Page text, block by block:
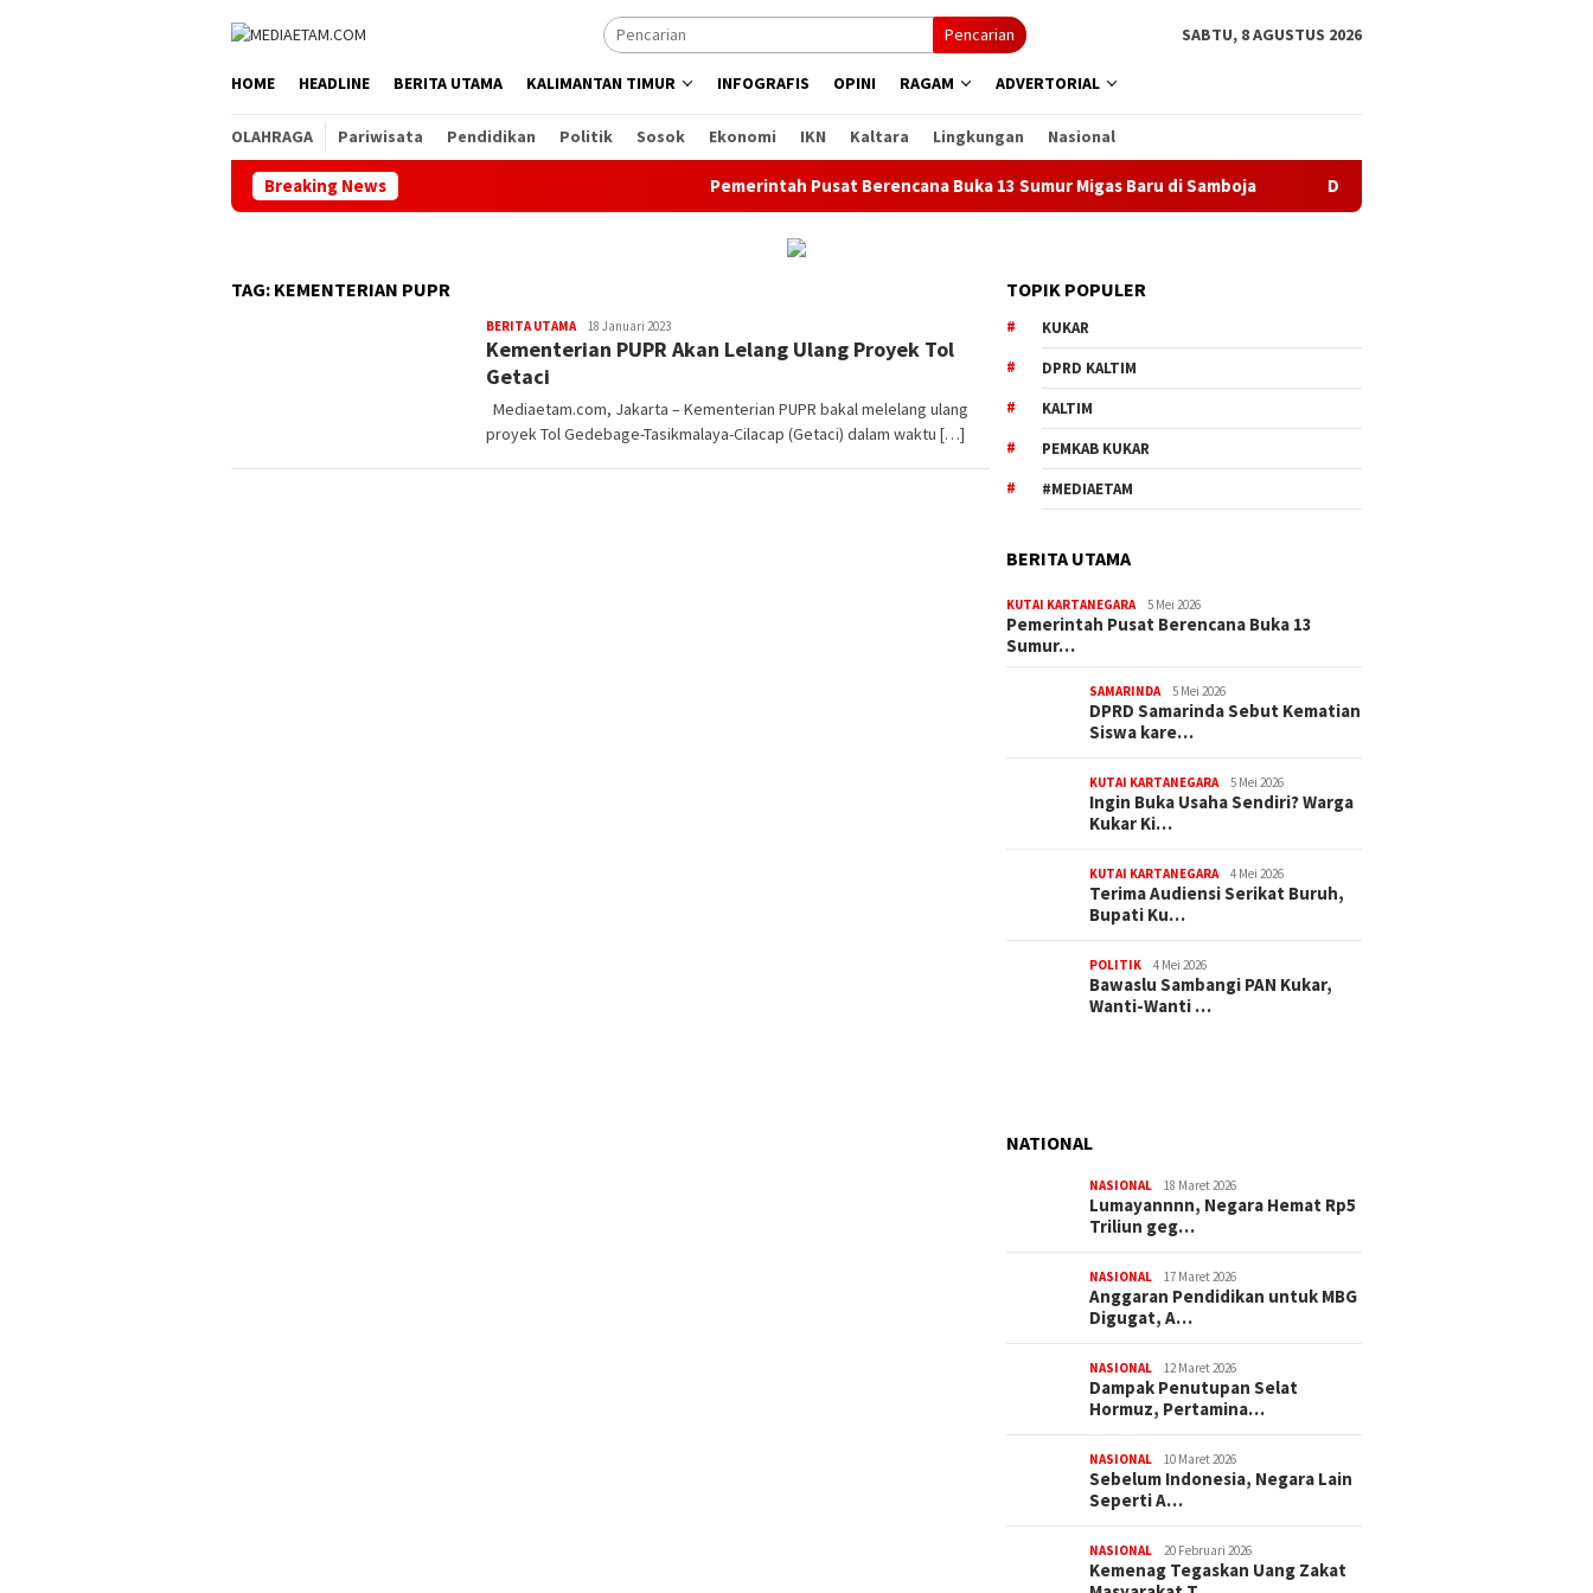
Pencarian SABTU, 8 AGUSTUS 2026
HOME HEADLINE BERITA UTAMA KALIMANTAN TIMUR INFOGRAFIS OPINI RAGAM ADVERTORIAL
OLAHRAGA Pariwisata Pendidikan Politik Sosok Ekonomi IKN Kaltara Lingkungan Nasional
Breaking News Pemerintah Pusat Berencana Buka 13 Sumur Migas Baru di Samboja DPRD Samarinda Sebut Kematian
TAG: KEMENTERIAN PUPR
BERITA UTAMAMuhammad
Amin
18 Januari 2023
Kementerian PUPR Akan Lelang Ulang Proyek Tol
Getaci
Mediaetam.com, Jakarta – Kementerian PUPR bakal melelang ulang
proyek Tol Gedebage-Tasikmalaya-Cilacap (Getaci) dalam waktu […]
TOPIK POPULER
KUKAR
DPRD KALTIM
KALTIM
PEMKAB KUKAR
#MEDIAETAM
BERITA UTAMA
KUTAI KARTANEGARA 5 Mei 2026
Pemerintah Pusat Berencana Buka 13
Sumur…
SAMARINDA 5 Mei 2026
DPRD Samarinda Sebut Kematian
Siswa kare…
KUTAI KARTANEGARA 5 Mei 2026
Ingin Buka Usaha Sendiri? Warga
Kukar Ki…
KUTAI KARTANEGARA 4 Mei 2026
Terima Audiensi Serikat Buruh,
Bupati Ku…
POLITIK 4 Mei 2026
Bawaslu Sambangi PAN Kukar,
Wanti-Wanti …
NATIONAL
NASIONAL 18 Maret 2026
Lumayannnn, Negara Hemat Rp5
Triliun geg…
NASIONAL 17 Maret 2026
Anggaran Pendidikan untuk MBG
Digugat, A…
NASIONAL 12 Maret 2026
Dampak Penutupan Selat
Hormuz, Pertamina…
NASIONAL 10 Maret 2026
Sebelum Indonesia, Negara Lain
Seperti A…
NASIONAL 20 Februari 2026
Kemenag Tegaskan Uang Zakat